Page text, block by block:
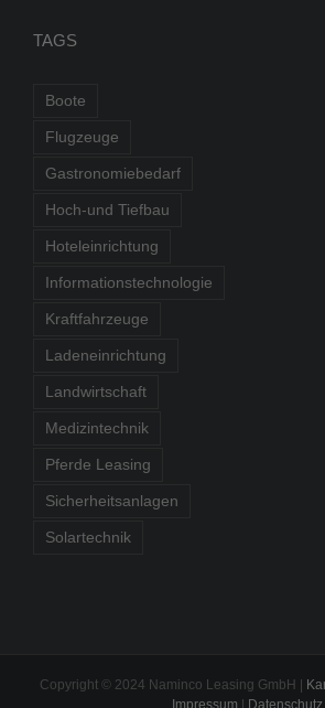
TAGS
Boote
Flugzeuge
Gastronomiebedarf
Hoch-und Tiefbau
Hoteleinrichtung
Informationstechnologie
Kraftfahrzeuge
Ladeneinrichtung
Landwirtschaft
Medizintechnik
Pferde Leasing
Sicherheitsanlagen
Solartechnik
Copyright © 2024 Naminco Leasing GmbH |
Impressum
Datenschutz